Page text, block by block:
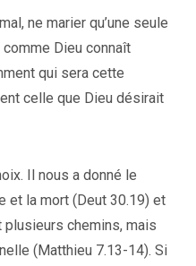
ne marier qu’une seule
Dieu connaît
qui sera cette
celle que Dieu désirait
Il nous a donné le
et la mort (Deut 30.19) et
plusieurs chemins, mais
(Matthieu 7.13-14). Si